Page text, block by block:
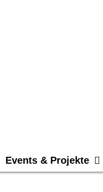
Events & Projekte